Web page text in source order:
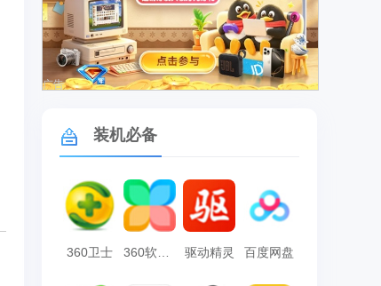
广告
装机必备
360卫士 360软件管家 驱动精灵 百度网盘